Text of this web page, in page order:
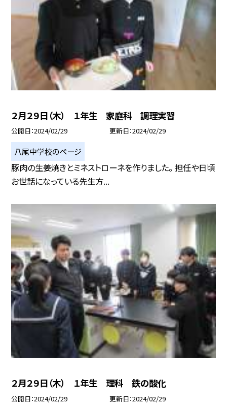
２月２９日（木） １年生 家庭科 調理実習
公開日 2024/02/29 更新日 2024/02/29
八尾中学校のページ
豚肉の生姜焼きとミネストローネを作りました。 担任や日頃
お世話になっている先生方...
２月２９日（木） １年生 理科 鉄の酸化
公開日 2024/02/29 更新日 2024/02/29